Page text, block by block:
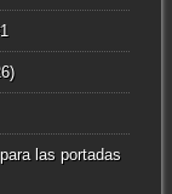
las portadas